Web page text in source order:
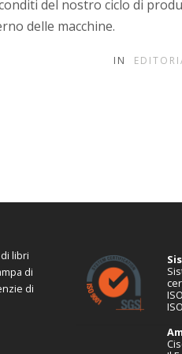
del nostro ciclo di
delle macchine.
IN
libri
di
di